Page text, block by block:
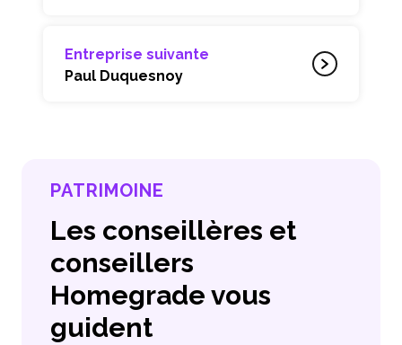
Entreprise suivante
Paul Duquesnoy
PATRIMOINE
Les conseillères et
conseillers
Homegrade vous
guident